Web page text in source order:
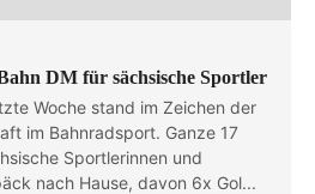
DM für sächsische Sportler
Woche stand im Zeichen der
im Bahnradsport. Ganze 17
Sportlerinnen und
nach Hause, davon 6x Gol...